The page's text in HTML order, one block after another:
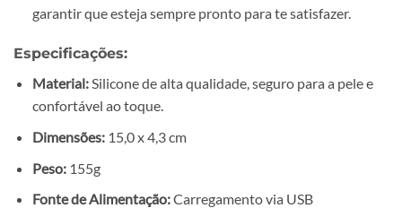
garantir que esteja sempre pronto para te satisfazer.
Especificações:
Material:Silicone de alta qualidade, seguro para a pele e
confortável ao toque.
Dimensões:15,0 x 4,3 cm
Peso:155g
Fonte de Alimentação:Carregamento via USB